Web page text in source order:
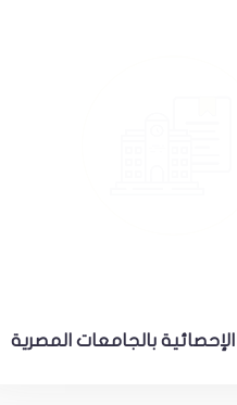
الإحصائية بالجامعات المصرية